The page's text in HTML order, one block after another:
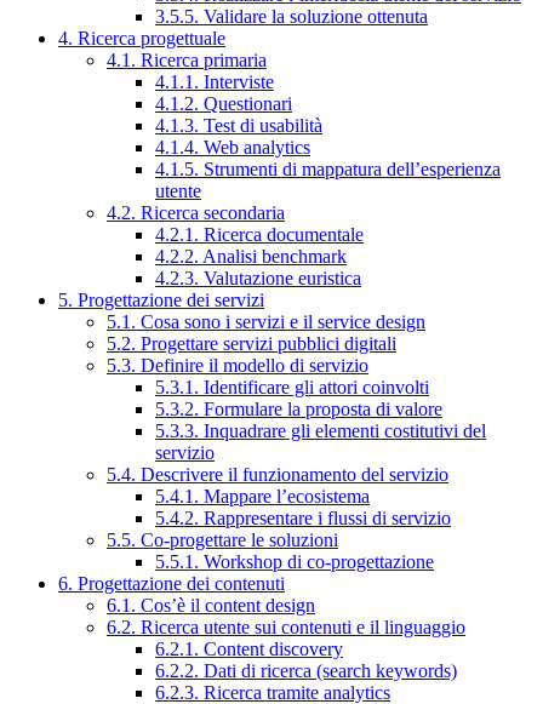
3.5.5. Validare la soluzione ottenuta
4. Ricerca progettuale
4.1. Ricerca primaria
4.1.1. Interviste
4.1.2. Questionari
4.1.3. Test di usabilità
4.1.4. Web analytics
4.1.5. Strumenti di mappatura dell’esperienza
utente
4.2. Ricerca secondaria
4.2.1. Ricerca documentale
4.2.2. Analisi benchmark
4.2.3. Valutazione euristica
5. Progettazione dei servizi
5.1. Cosa sono i servizi e il service design
5.2. Progettare servizi pubblici digitali
5.3. Definire il modello di servizio
5.3.1. Identificare gli attori coinvolti
5.3.2. Formulare la proposta di valore
5.3.3. Inquadrare gli elementi costitutivi del
servizio
5.4. Descrivere il funzionamento del servizio
5.4.1. Mappare l’ecosistema
5.4.2. Rappresentare i flussi di servizio
5.5. Co-progettare le soluzioni
5.5.1. Workshop di co-progettazione
6. Progettazione dei contenuti
6.1. Cos’è il content design
6.2. Ricerca utente sui contenuti e il linguaggio
6.2.1. Content discovery
6.2.2. Dati di ricerca (search keywords)
6.2.3. Ricerca tramite analytics